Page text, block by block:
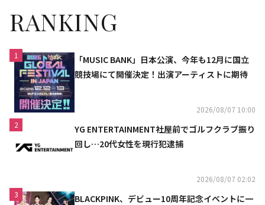
RANKING
1
「MUSIC BANK」日本公演、今年も12月に国立
競技場にて開催決定！出演アーティストに期待
2026/08/07 10:00
2
YG ENTERTAINMENT社屋前でゴルフクラブ振り
回し…20代女性を現行犯逮捕
2026/08/07 02:02
3
BLACKPINK、デビュー10周年記念イベントに一